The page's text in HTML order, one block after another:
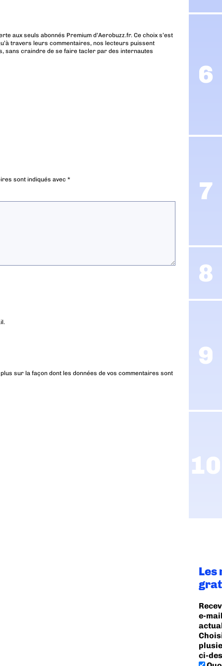
aux seuls abonnés Premium d’Aerobuzz.fr. Ce choix s’est
travers leurs commentaires, nos lecteurs puissent
sans craindre de se faire tacler par des internautes
sont indiqués avec *
sur la façon dont les données de vos commentaires sont
Les
e-
ci-